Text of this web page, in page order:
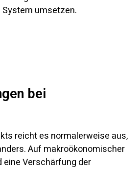
umsetzen.
bei
reicht es normalerweise aus,
Auf makroökonomischer
Verschärfung der